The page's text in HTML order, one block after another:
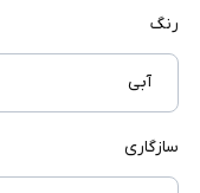
رنگ
آبی
سازگاری